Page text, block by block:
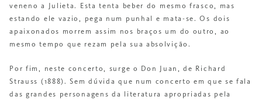
veneno a Julieta. Esta tenta beber do mesmo frasco, mas
estando ele vazio, pega num punhal e mata-se. Os dois
apaixonados morrem assim nos braços um do outro, ao
mesmo tempo que rezam pela sua absolvição.
Por fim, neste concerto, surge o Don Juan, de Richard
Strauss (1888). Sem dúvida que num concerto em que se fala
das grandes personagens da literatura apropriadas pela